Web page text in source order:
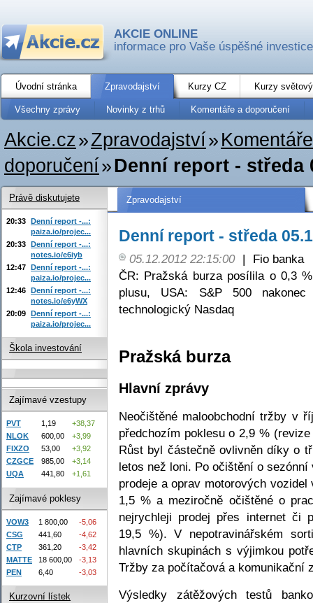
AKCIE ONLINE
informace pro Vaše úspěšné investice
Úvodní stránka Zpravodajství Kurzy CZ Kurzy
Všechny zprávy Novinky z trhů Komentáře a doporučení
Akcie.cz»Zpravodajství»
doporučení»Denní report - středa
Zpravodajství
Denní report - středa
05.12.2012 22:15:00 |
Fio banka
ČR: Pražská burza posílila o 0,3
plusu, USA: S&P 500
technologický Nasdaq
Pražská burza
Hlavní zprávy
Neočištěné maloobchodní tržby v
předchozím poklesu o 2,9 %
Růst byl částečně ovlivněn díky o
letos než loni. Po očištění o
prodeje a oprav motorových
1,5 % a meziročně očištěné o
nejrychleji prodej přes internet či
19,5 %). V nepotravinářském
hlavních skupinách s výjimkou
Tržby za počítačová a komunikační
Výsledky zátěžových testů
Právě diskutujete
20:33 Denní report -...:
paiza.io/projec...
20:33 Denní report -...:
notes.io/e6iyb
12:47 Denní report -...:
paiza.io/projec...
12:46 Denní report -...:
notes.io/e6yWX
20:09 Denní report -...:
paiza.io/projec...
Škola investování
Zajímavé vzestupy
PVT 1,19
+38,37
NLOK
600,00
+3,99
FIXZO
53,00
+3,92
CZGCE
985,00
+3,14
UQA
441,80 +1,61
Zajímavé poklesy
VOW3 1 800,00
-5,06
CSG
441,60
-4,62
CTP
361,20
-3,42
MATTE
18 600,00
-3,13
PEN
6,40 -3,03
Kurzovní lístek